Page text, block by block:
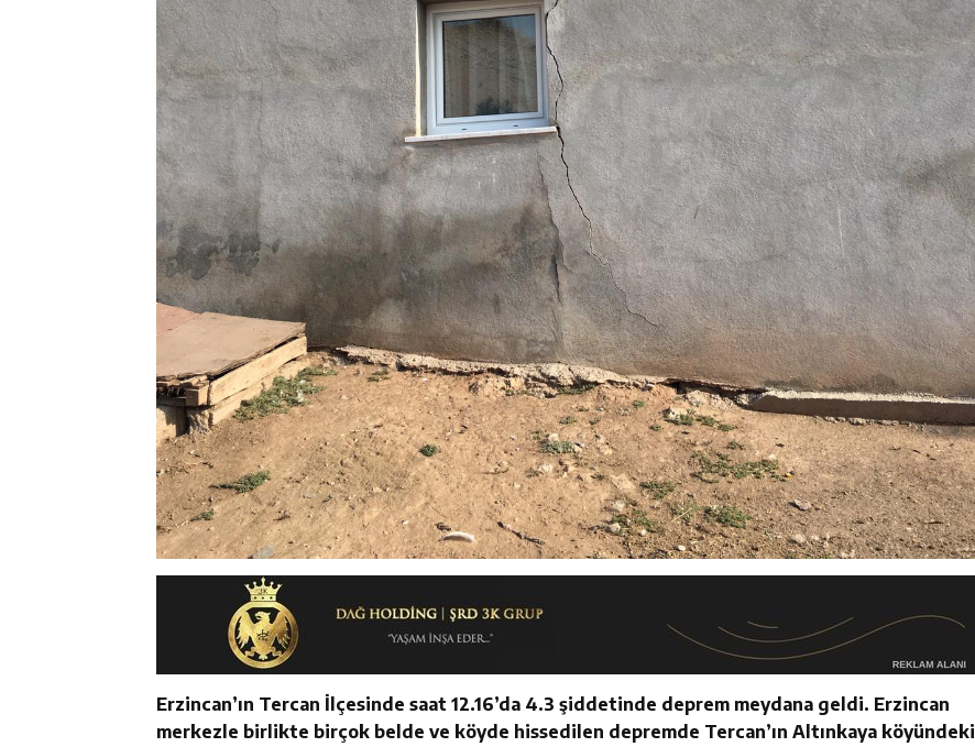
Erzincan’ın Tercan İlçesinde saat 12.16’da 4.3 şiddetinde deprem meydana geldi. Erzincan
merkezle birlikte birçok belde ve köyde hissedilen depremde Tercan’ın Altınkaya köyündeki